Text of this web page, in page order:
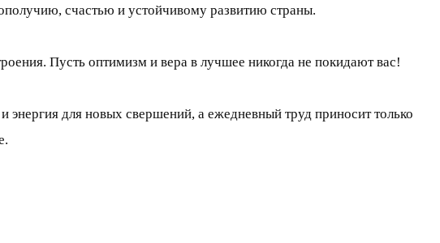
счастью и устойчивому развитию страны.
Пусть оптимизм и вера в лучшее никогда не покидают вас!
для новых свершений, а ежедневный труд приносит только